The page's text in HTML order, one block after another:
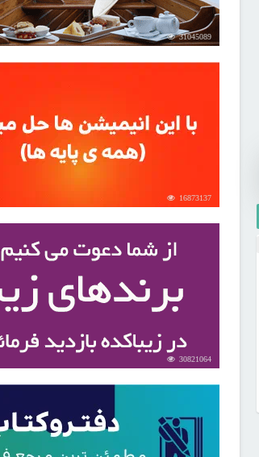
31045089
16873137
30821064